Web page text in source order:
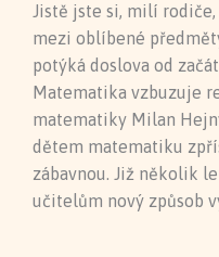
Jistě jste si, milí
mezi oblíbené
potýká doslova od
Matematika vzbuzuje
matematiky Milan
dětem matematiku
zábavnou. Již několik
učitelům nový způsob